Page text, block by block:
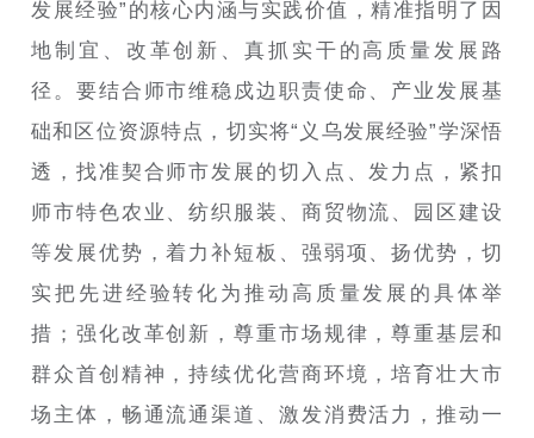
发展经验”的核心内涵与实践价值，精准指明了因
地制宜、改革创新、真抓实干的高质量发展路
径。要结合师市维稳戍边职责使命、产业发展基
础和区位资源特点，切实将“义乌发展经验”学深悟
透，找准契合师市发展的切入点、发力点，紧扣
师市特色农业、纺织服装、商贸物流、园区建设
等发展优势，着力补短板、强弱项、扬优势，切
实把先进经验转化为推动高质量发展的具体举
措；强化改革创新，尊重市场规律，尊重基层和
群众首创精神，持续优化营商环境，培育壮大市
场主体，畅通流通渠道、激发消费活力，推动一